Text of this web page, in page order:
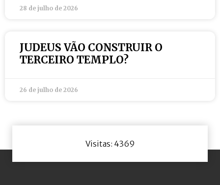
28 de julho de 2026
JUDEUS VÃO CONSTRUIR O
TERCEIRO TEMPLO?
26 de julho de 2026
Visitas: 4369